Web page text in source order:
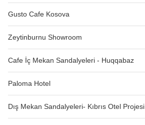
Gusto Cafe Kosova
Zeytinburnu Showroom
Cafe İç Mekan Sandalyeleri - Huqqabaz
Paloma Hotel
Dış Mekan Sandalyeleri- Kıbrıs Otel Projesi